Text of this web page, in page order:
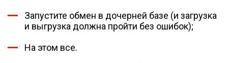
Запустите обмен в дочерней базе (и загрузка
и выгрузка должна пройти без ошибок);
На этом все.